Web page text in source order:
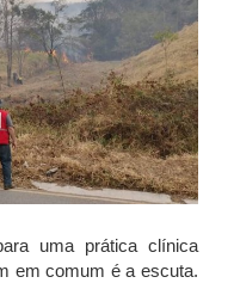
uma prática clínica
em comum é a escuta.